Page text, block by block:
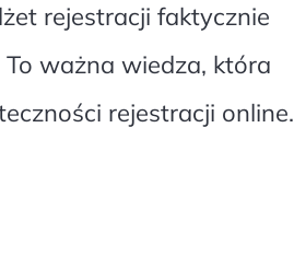
rejestracji faktycznie
ważna wiedza, która
rejestracji online.